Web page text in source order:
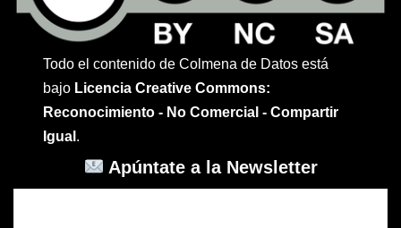
Todo el contenido de Colmena de Datos está
bajo Licencia Creative Commons:
Reconocimiento - No Comercial - Compartir
Igual .
Apúntate a la Newsletter